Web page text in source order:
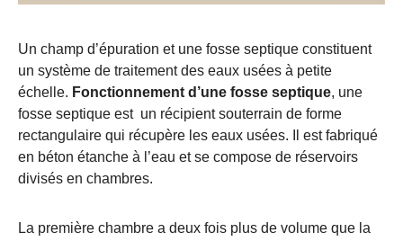
Un champ d’épuration et une fosse septique constituent
un système de traitement des eaux usées à petite
échelle. Fonctionnement d’une fosse septique, une
fosse septique est un récipient souterrain de forme
rectangulaire qui récupère les eaux usées. Il est fabriqué
en béton étanche à l’eau et se compose de réservoirs
divisés en chambres.
La première chambre a deux fois plus de volume que la